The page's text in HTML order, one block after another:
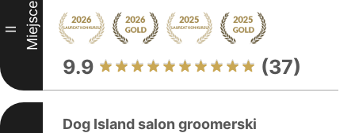
II Miejsce
9.9 (37)
Dog Island salon groomerski